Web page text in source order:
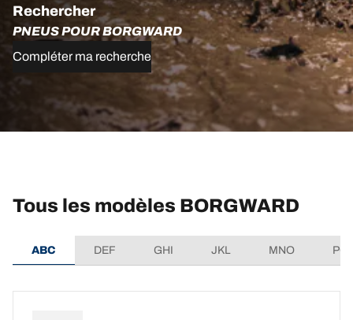
Rechercher
PNEUS POUR BORGWARD
Compléter ma recherche
Tous les modèles BORGWARD
ABC DEF GHI JKL MNO